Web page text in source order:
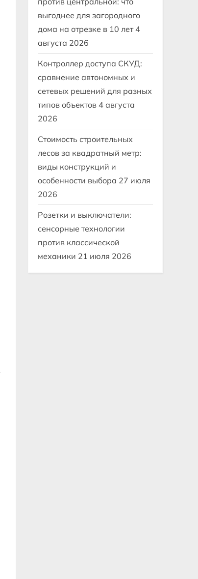
выгоднее для загородного
дома на отрезке в 10 лет 4
августа 2026
Контроллер доступа СКУД:
сравнение автономных и
сетевых решений для разных
типов объектов 4 августа
2026
Стоимость строительных
лесов за квадратный метр:
виды конструкций и
особенности выбора 27 июля
2026
Розетки и выключатели:
сенсорные технологии
против классической
механики 21 июля 2026